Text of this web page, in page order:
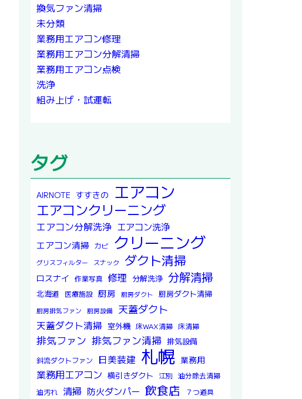
換気ファン清掃
未分類
業務用エアコン修理
業務用エアコン分解清掃
業務用エアコン点検
洗浄
組み上げ・試運転
タグ
AIRNOTE すすきの エアコン
エアコンクリーニング
エアコン分解洗浄 エアコン洗浄
エアコン清掃 カビ クリーニング
グリスフィルター スナック ダクト清掃
ロスナイ 作業写真 修理 分解洗浄 分解清掃
北海道 医療施設 厨房 厨房ダクト 厨房ダクト清掃
厨房排気ファン 厨房設備 天蓋ダクト
天蓋ダクト清掃 室外機 床WAX清掃 床清掃
排気ファン 排気ファン清掃 排気設備
斜流ダクトファン 日美装建 札幌 業務用
業務用エアコン 横引きダクト 江別 油分除去清掃
油汚れ 清掃 防火ダンパー 飲食店 ７つ道具